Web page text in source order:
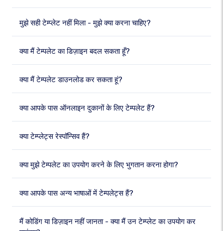
मुझे सही टेम्प्लेट नहीं मिला - मुझे क्या करना चाहिए?
क्या मैं टेम्पलेट का डिज़ाइन बदल सकता हूँ?
क्या मैं टेम्पलेट डाउनलोड कर सकता हूं?
क्या आपके पास ऑनलाइन दुकानों के लिए टेम्पलेट हैं?
क्या टेम्प्लेट्स रेस्पॉन्सिव हैं?
क्या मुझे टेम्पलेट का उपयोग करने के लिए भुगतान करना होगा?
क्या आपके पास अन्य भाषाओं में टेम्पलेट्स हैं?
मैं कोडिंग या डिज़ाइन नहीं जानता - क्या मैं उन टेम्प्लेट का उपयोग कर